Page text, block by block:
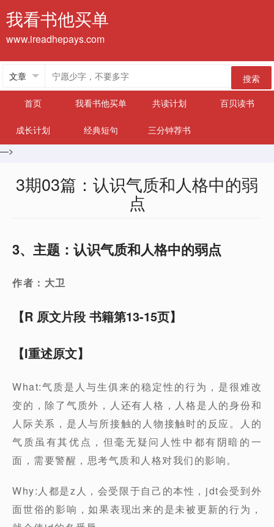
我看书他买单
www.ireadhepays.com
搜索
首页
我看书他买单 共读计划 百贝读书
成长计划 经典短句
三分钟荐书
—>
3期03篇：认识气质和人格中的弱
点
3、主题：认识气质和人格中的弱点
作者：大卫
【R 原文片段 书籍第13-15页】
【I重述原文】
What:气质是人与生俱来的稳定性的行为，是很难改
变的，除了气质外，人还有人格，人格是人的身份和
人际关系，是人与所接触的人物接触时的反应。人的
气质虽有其优点，但毫无疑问人性中都有阴暗的一
面，需要警醒，思考气质和人格对我们的影响。
Why:人都是z人，会受限于自己的本性，jdt会受到外
面世俗的影响，如果表现出来的是未被更新的行为，